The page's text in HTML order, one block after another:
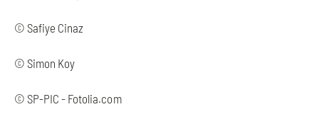
© Safiye Cinaz
© Simon Koy
© SP-PIC - Fotolia.com